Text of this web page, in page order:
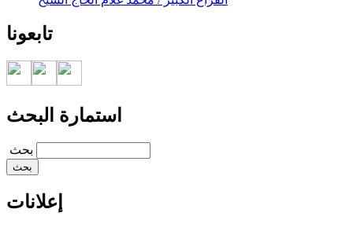
تابعونا
استمارة البحث
‏بحث ‏
إعلانات